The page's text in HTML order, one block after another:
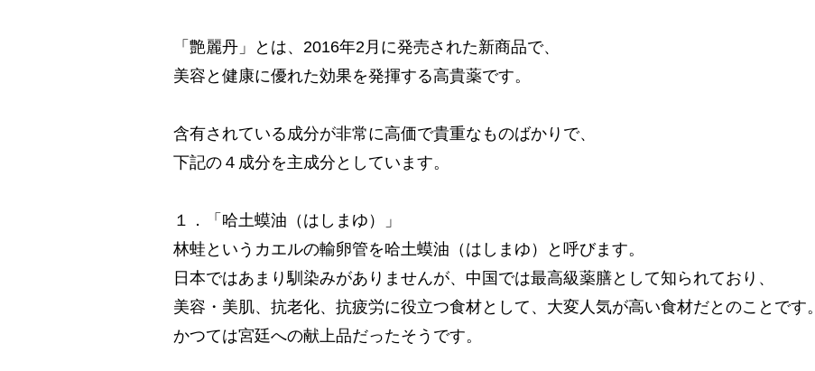
「艶麗丹」とは、2016年2月に発売された新商品で、
美容と健康に優れた効果を発揮する高貴薬です。
含有されている成分が非常に高価で貴重なものばかりで、
下記の４成分を主成分としています。
１．「哈土蟆油（はしまゆ）」
林蛙というカエルの輸卵管を哈土蟆油（はしまゆ）と呼びます。
日本ではあまり馴染みがありませんが、中国では最高級薬膳として知られており、
美容・美肌、抗老化、抗疲労に役立つ食材として、大変人気が高い食材だとのことです。
かつては宮廷への献上品だったそうです。